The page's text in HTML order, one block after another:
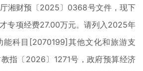
财预〔2025〕0368号文件，现下
专项经费27.00万元。请列入2025年
能科目[2070199]其他文化和旅游支
指〔2026〕1271号，政府预算经济